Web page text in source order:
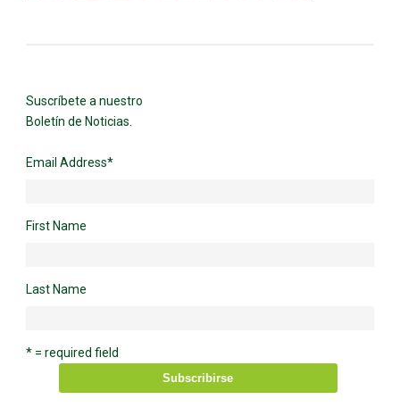
Suscríbete a nuestro
Boletín de Noticias.
Email Address*
First Name
Last Name
* = required field